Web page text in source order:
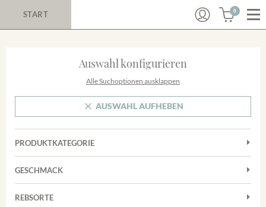
START 0
Auswahl konfigurieren
Alle Suchoptionen ausklappen
AUSWAHL AUFHEBEN
PRODUKTKATEGORIE
Cuvées
Rosé
GESCHMACK
Trocken
REBSORTE